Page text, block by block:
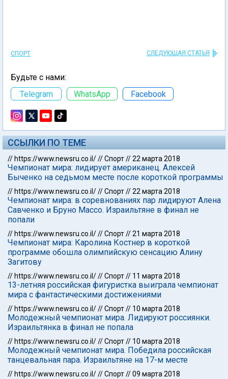
СПОРТ СЛЕДУЮЩАЯ СТАТЬЯ
Будьте с нами:
Telegram
WhatsApp Facebook
ССЫЛКИ ПО ТЕМЕ
// https://www.newsru.co.il///Спорт//22 марта 2018
Чемпионат мира: лидирует американец. Алексей
Быченко на седьмом месте после короткой программы
// https://www.newsru.co.il///Спорт//22 марта 2018
Чемпионат мира: в соревнованиях пар лидируют Алена
Савченко и Бруно Массо. Израильтяне в финал не
попали
// https://www.newsru.co.il///Спорт//21 марта 2018
Чемпионат мира: Каролина Костнер в короткой
программе обошла олимпийскую сенсацию Алину
Загитову
// https://www.newsru.co.il///Спорт// 11 марта 2018
13-летняя российская фигуристка выиграла чемпионат
мира с фантастическими достижениями
// https://www.newsru.co.il///Спорт// 10 марта 2018
Молодежный чемпионат мира. Лидируют россиянки.
Израильтянка в финал не попала
// https://www.newsru.co.il///Спорт// 10 марта 2018
Молодежный чемпионат мира. Победила российская
танцевальная пара. Израильтяне на 17-м месте
// https://www.newsru.co.il///Спорт//09 марта 2018